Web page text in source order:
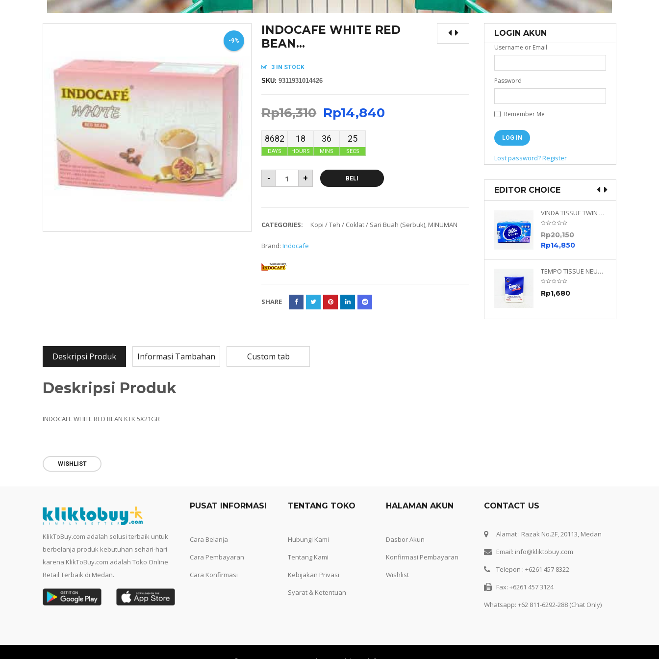
-9%
INDOCAFE WHITE RED
BEAN...
3 IN STOCK
SKU:9311931014426
Rp16,310 Rp14,840
8682
DAYS
18
HOURS
36
MINS
24
SECS
- + BELI
CATEGORIES: Kopi / Teh / Coklat / Sari Buah (Serbuk), MINUMAN
Brand:Indocafe
SHARE
Deskripsi Produk Informasi Tambahan Custom tab
Deskripsi Produk
INDOCAFE WHITE RED BEAN KTK 5X21GR
WISHLIST
LOGIN AKUN
Username or Email
Password
Remember Me
Lost password?Register
EDITOR CHOICE
Rp87,024
93,850
VINDA TISSUE TWIN PACK 2 X 330 S
Rp20,150
Rp14,850
TEMPO TISSUE NEUTRAL PETIT 4PLY
Rp1,680
KlikToBuy.com adalah solusi terbaik untuk
berbelanja produk kebutuhan sehari-hari
karena KlikToBuy.com adalah Toko Online
Retail Terbaik di Medan.
PUSAT INFORMASI
Cara Belanja
Cara Pembayaran
Cara Konfirmasi
TENTANG TOKO
Hubungi Kami
Tentang Kami
Kebijakan Privasi
Syarat & Ketentuan
HALAMAN AKUN
Dasbor Akun
Konfirmasi Pembayaran
Wishlist
CONTACT US
Alamat : Razak No.2F, 20113, Medan
Email: info@kliktobuy.com
Telepon : +6261 457 8322
Fax: +6261 457 3124
Whatsapp: +62 811-6292-288 (Chat Only)